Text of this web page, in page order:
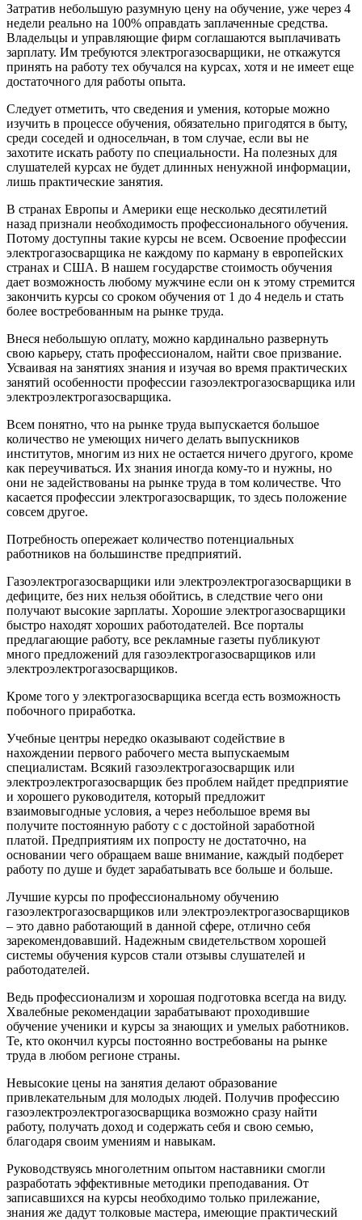
Затратив небольшую разумную цену на обучение, уже через 4
недели реально на 100% оправдать заплаченные средства.
Владельцы и управляющие фирм соглашаются выплачивать
зарплату. Им требуются электрогазосварщики, не откажутся
принять на работу тех обучался на курсах, хотя и не имеет еще
достаточного для работы опыта.
Следует отметить, что сведения и умения, которые можно
изучить в процессе обучения, обязательно пригодятся в быту,
среди соседей и односельчан, в том случае, если вы не
захотите искать работу по специальности. На полезных для
слушателей курсах не будет длинных ненужной информации,
лишь практические занятия.
В странах Европы и Америки еще несколько десятилетий
назад признали необходимость профессионального обучения.
Потому доступны такие курсы не всем. Освоение профессии
электрогазосварщика не каждому по карману в европейских
странах и США. В нашем государстве стоимость обучения
дает возможность любому мужчине если он к этому стремится
закончить курсы со сроком обучения от 1 до 4 недель и стать
более востребованным на рынке труда.
Внеся небольшую оплату, можно кардинально развернуть
свою карьеру, стать профессионалом, найти свое призвание.
Усваивая на занятиях знания и изучая во время практических
занятий особенности профессии газоэлектрогазосварщика или
электроэлектрогазосварщика.
Всем понятно, что на рынке труда выпускается большое
количество не умеющих ничего делать выпускников
институтов, многим из них не остается ничего другого, кроме
как переучиваться. Их знания иногда кому-то и нужны, но
они не задействованы на рынке труда в том количестве. Что
касается профессии электрогазосварщик, то здесь положение
совсем другое.
Потребность опережает количество потенциальных
работников на большинстве предприятий.
Газоэлектрогазосварщики или электроэлектрогазосварщики в
дефиците, без них нельзя обойтись, в следствие чего они
получают высокие зарплаты. Хорошие электрогазосварщики
быстро находят хороших работодателей. Все порталы
предлагающие работу, все рекламные газеты публикуют
много предложений для газоэлектрогазосварщиков или
электроэлектрогазосварщиков.
Кроме того у электрогазосварщика всегда есть возможность
побочного приработка.
Учебные центры нередко оказывают содействие в
нахождении первого рабочего места выпускаемым
специалистам. Всякий газоэлектрогазосварщик или
электроэлектрогазосварщик без проблем найдет предприятие
и хорошего руководителя, который предложит
взаимовыгодные условия, а через небольшое время вы
получите постоянную работу с с достойной заработной
платой. Предприятиям их попросту не достаточно, на
основании чего обращаем ваше внимание, каждый подберет
работу по душе и будет зарабатывать все больше и больше.
Лучшие курсы по профессиональному обучению
газоэлектрогазосварщиков или электроэлектрогазосварщиков
– это давно работающий в данной сфере, отлично себя
зарекомендовавший. Надежным свидетельством хорошей
системы обучения курсов стали отзывы слушателей и
работодателей.
Ведь профессионализм и хорошая подготовка всегда на виду.
Хвалебные рекомендации зарабатывают проходившие
обучение ученики и курсы за знающих и умелых работников.
Те, кто окончил курсы постоянно востребованы на рынке
труда в любом регионе страны.
Невысокие цены на занятия делают образование
привлекательным для молодых людей. Получив профессию
газоэлектроэлектрогазосварщика возможно сразу найти
работу, получать доход и содержать себя и свою семью,
благодаря своим умениям и навыкам.
Руководствуясь многолетним опытом наставники смогли
разработать эффективные методики преподавания. От
записавшихся на курсы необходимо только прилежание,
знания же дадут толковые мастера, имеющие практический